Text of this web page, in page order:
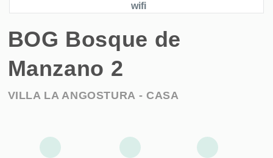
wifi
BOG Bosque de
Manzano 2
VILLA LA ANGOSTURA - CASA